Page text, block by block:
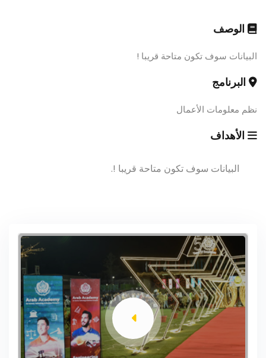
الوصف
البيانات سوف تكون متاحة قريبا !
البرنامج
نظم معلومات الأعمال
الأهداف
البيانات سوف تكون متاحة قريبا !.